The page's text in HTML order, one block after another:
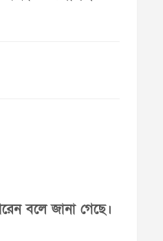
বলে জানা গেছে।